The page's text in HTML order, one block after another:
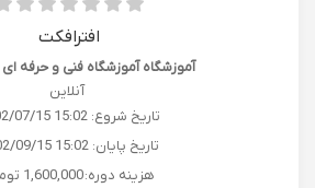
افترافکت
آموزشگاه آموزشگاه فنی و حرفه
آنلاین
تاریخ شروع: 07/15 15:02
تاریخ پایان: 09/15 15:02
هزینه دوره:1,600,000 تومان